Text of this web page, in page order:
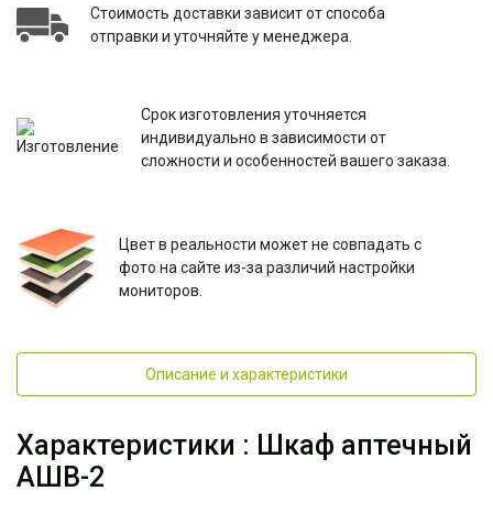
Стоимость доставки зависит от способа
отправки и уточняйте у менеджера.
Срок изготовления уточняется
индивидуально в зависимости от
сложности и особенностей вашего заказа.
Цвет в реальности может не совпадать с
фото на сайте из-за различий настройки
мониторов.
Описание и характеристики
Характеристики : Шкаф аптечный
АШВ-2